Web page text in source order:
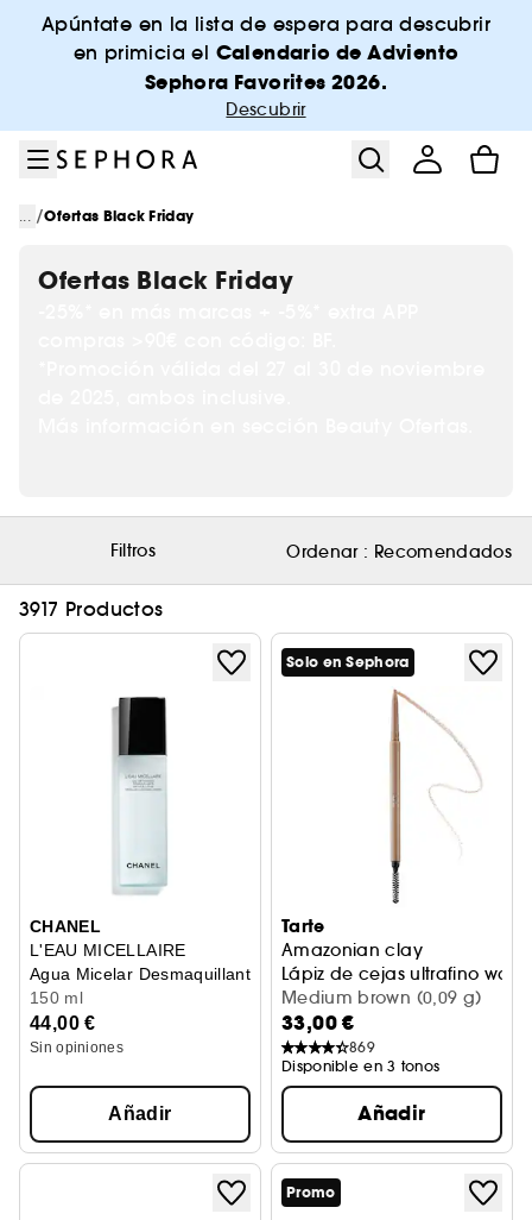
Ir al menú
Ir al contenido principal
Ir al pie de página
Apúntate en la lista de espera para descubrir
en primicia el Calendario de Adviento
Sephora Favorites 2026.
Descubrir
... /Ofertas Black Friday
Ofertas Black Friday
Filtros Ordenar : Recomendados
3917 Productos
CHANEL
L'EAU MICELLAIRE
Agua Micelar Desmaquillante Antipolución
150 ml
44,00 €
Sin opiniones
Añadir
Solo en Sephora
Tarte
Amazonian clay
Lápiz de cejas ultrafino
Medium brown (0,09 g)
33,00 €
869
Disponible en 3 tonos
Añadir
Promo